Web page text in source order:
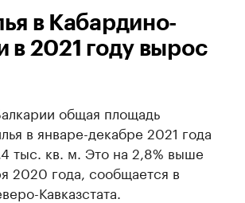
в Кабардино-
в 2021 году вырос
общая площадь
в январе-декабре 2021 года
тыс. кв. м. Это на 2,8% выше
2020 года, сообщается в
Кавказстата.